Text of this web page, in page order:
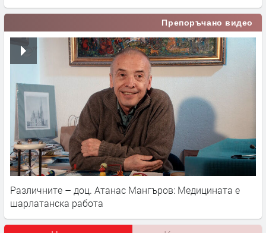
Препоръчано видео
Различните – доц. Атанас Мангъров: Медицината е
шарлатанска работа